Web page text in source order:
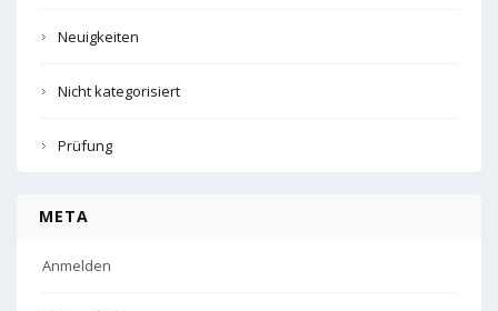
Neuigkeiten
Nicht kategorisiert
Prüfung
META
Anmelden